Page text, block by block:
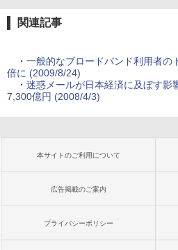
関連記事
・ 一般的なブロードバンド利用者の
倍に (2009/8/24)
・ 迷惑メールが日本経済に及ぼす影
7,300億円 (2008/4/3)
本サイトのご利用について
広告掲載のご案内
プライバシーポリシー